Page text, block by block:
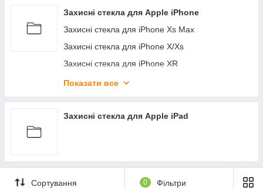
Захисні стекла для Apple iPhone
Захисні стекла для iPhone Xs Max
Захисні стекла для iPhone X/Xs
Захисні стекла для iPhone XR
Захисні стекла для iPhone 7 і 8
Захисні стекла для iPhone 11 Pro Max
Захисні стекла для iPhone 12 Pro Max
Захисні стекла для iPhone 12 Mini
Показати все
Захисні стекла для Apple iPad
Сортування 0 Фільтри